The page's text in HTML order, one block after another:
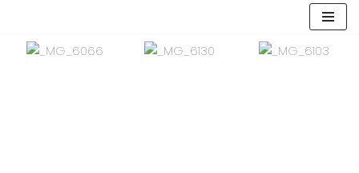
Saltar